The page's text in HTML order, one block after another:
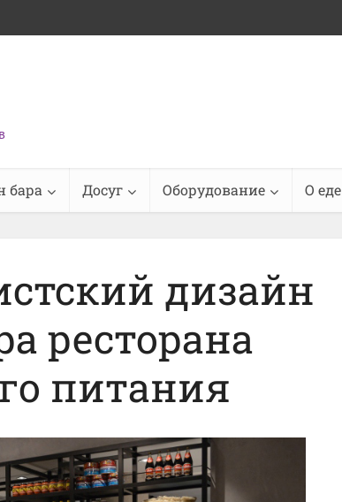
бара Досуг Оборудование О еде
дизайн
ресторана
питания